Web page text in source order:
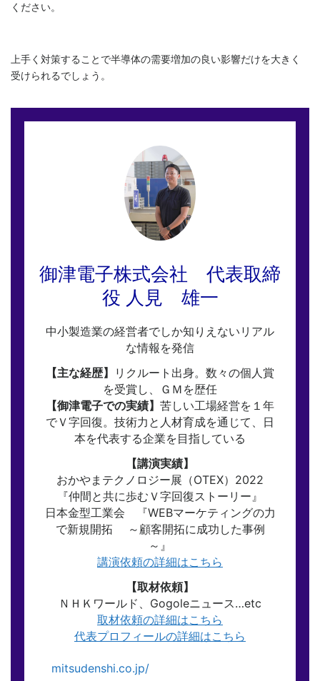
ください。
上手く対策することで半導体の需要増加の良い影響だけを大きく
受けられるでしょう。
御津電子株式会社 代表取締
役 人見 雄一
中小製造業の経営者でしか知りえないリアル
な情報を発信
【主な経歴】
リクルート出身。数々の個人賞
を受賞し、ＧＭを歴任
【御津電子での実績】 苦しい工場経営を１年
でＶ字回復。技術力と人材育成を通じて、日
本を代表する企業を目指している
【講演実績】
おかやまテクノロジー展（OTEX）2022
『仲間と共に歩むＶ字回復ストーリー』
日本金型工業会 『WEBマーケティングの力
で新規開拓 ～顧客開拓に成功した事例
～』
講演依頼の詳細はこちら
【取材依頼】
ＮＨＫワールド、Gogoleニュース…etc
取材依頼の詳細はこちら
代表プロフィールの詳細はこちら
mitsudenshi.co.jp/